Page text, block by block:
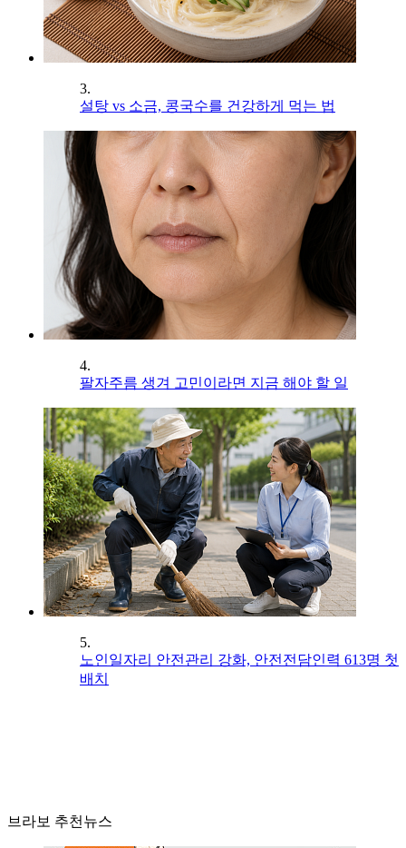
3.
설탕 vs 소금, 콩국수를 건강하게 먹는 법
4.
팔자주름 생겨 고민이라면 지금 해야 할 일
5.
노인일자리 안전관리 강화, 안전전담인력 613명 첫
배치
브라보 추천뉴스